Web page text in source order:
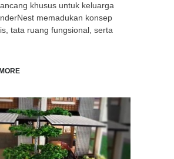
khusus untuk keluarga
memadukan konsep
tata ruang fungsional, serta